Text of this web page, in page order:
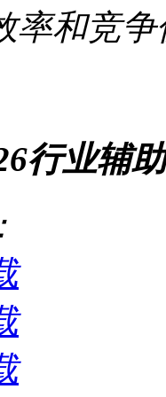
率和竞
行业辅